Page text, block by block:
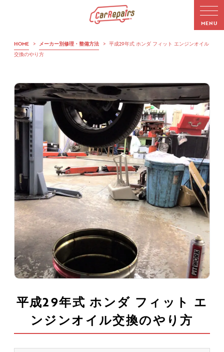
HOME > メーカー別修理・整備方法 > 平成29年式 ホンダ フィット エンジンオイル
交換のやり方
平成29年式 ホンダ フィット エ
ンジンオイル交換のやり方